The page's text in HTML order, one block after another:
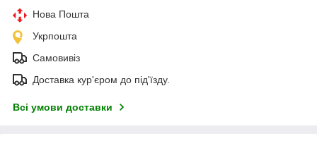
Нова Пошта
Укрпошта
Самовивіз
Доставка кур'єром до під'їзду.
Всі умови доставки